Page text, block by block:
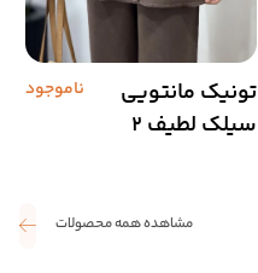
تونیک مانتویی
سیلک لطیف 2
ناموجود
مشاهده همه محصولات